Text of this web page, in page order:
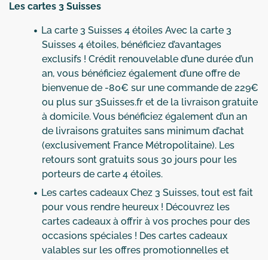
Les cartes 3 Suisses
La carte 3 Suisses 4 étoiles Avec la carte 3
Suisses 4 étoiles, bénéficiez d’avantages
exclusifs ! Crédit renouvelable d’une durée d’un
an, vous bénéficiez également d’une offre de
bienvenue de -80€ sur une commande de 229€
ou plus sur 3Suisses.fr et de la livraison gratuite
à domicile. Vous bénéficiez également d’un an
de livraisons gratuites sans minimum d’achat
(exclusivement France Métropolitaine). Les
retours sont gratuits sous 30 jours pour les
porteurs de carte 4 étoiles.
Les cartes cadeaux Chez 3 Suisses, tout est fait
pour vous rendre heureux ! Découvrez les
cartes cadeaux à offrir à vos proches pour des
occasions spéciales ! Des cartes cadeaux
valables sur les offres promotionnelles et